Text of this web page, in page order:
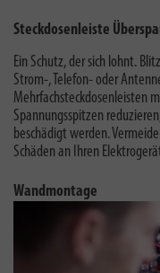
Steckdosenleiste
Ein Schutz, der sich lohnt.
Strom-, Telefon- oder
Mehrfachsteckdosenleisten
Spannungsspitzen
beschädigt werden.
Schäden an Ihren
Wandmontage